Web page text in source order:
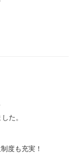
た。
度も充実！